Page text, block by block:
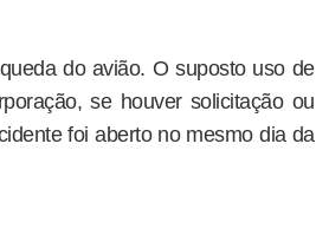
do avião. O suposto uso de
se houver solicitação ou
foi aberto no mesmo dia da